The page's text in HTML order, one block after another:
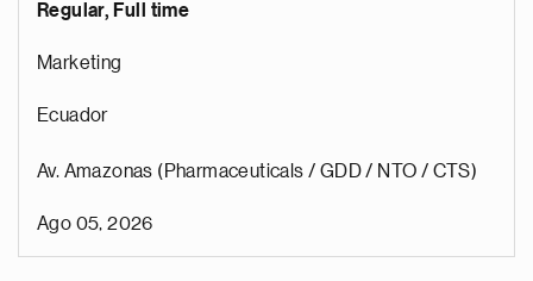
Regular, Full time
Marketing
Ecuador
Av. Amazonas (Pharmaceuticals / GDD / NTO / CTS)
Ago 05, 2026